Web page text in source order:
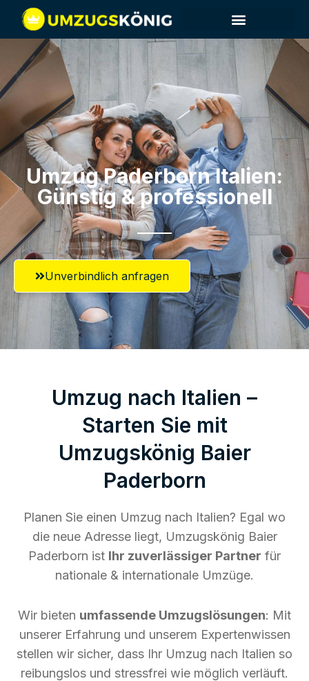
Umzug Paderborn​ Italien:
Günstig & professionell​
Unverbindlich anfragen
Umzug nach Italien –
Starten Sie mit
Umzugskönig Baier
Paderborn
Planen Sie einen Umzug nach Italien? Egal wo
die neue Adresse liegt, Umzugskönig Baier
Paderborn ist Ihr zuverlässiger Partner für
nationale & internationale Umzüge.
Wir bieten umfassende Umzugslösungen: Mit
unserer Erfahrung und unserem Expertenwissen
stellen wir sicher, dass Ihr Umzug nach Italien so
reibungslos und stressfrei wie möglich verläuft.